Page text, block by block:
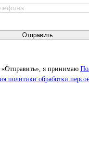
Отправить
я принимаю
политики обработки